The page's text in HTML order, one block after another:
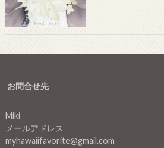
お問合せ先
Miki
メールアドレス
myhawaiifavorite@gmail.com